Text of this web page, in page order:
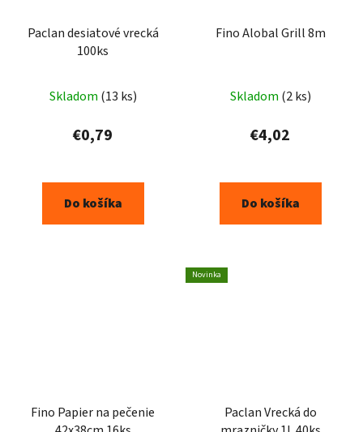
Paclan desiatové vrecká
100ks
Skladom (13 ks)
€0,79
Do košíka
Fino Alobal Grill 8m
Skladom (2 ks)
€4,02
Do košíka
Fino Papier na pečenie
Novinka
Paclan Vrecká do